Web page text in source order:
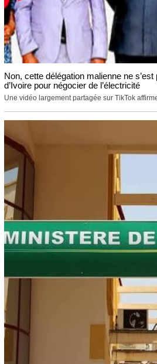
Non, cette délégation malienne ne
d’Ivoire pour négocier de l’électricité
Une vidéo largement partagée sur TikTok